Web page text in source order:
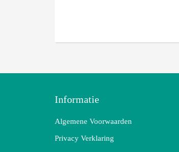
Informatie
Algemene Voorwaarden
Privacy Verklaring